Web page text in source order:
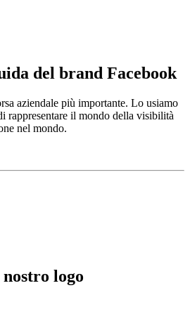
del brand Facebook
aziendale più importante. Lo usiamo
rappresentare il mondo della visibilità
nel mondo.
logo